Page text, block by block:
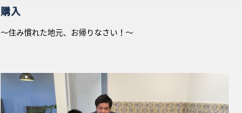
購入
〜住み慣れた地元、お帰りなさい！〜